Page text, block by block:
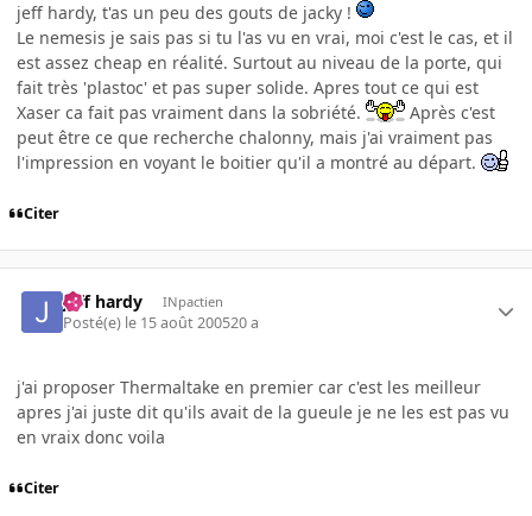
jeff hardy, t'as un peu des gouts de jacky !
Le nemesis je sais pas si tu l'as vu en vrai, moi c'est le cas, et il
est assez cheap en réalité. Surtout au niveau de la porte, qui
fait très 'plastoc' et pas super solide. Apres tout ce qui est
Xaser ca fait pas vraiment dans la sobriété.
Après c'est
peut être ce que recherche chalonny, mais j'ai vraiment pas
l'impression en voyant le boitier qu'il a montré au départ.
Citer
jeff hardy INpactien
Posté(e) le 15 août 200520 a
j'ai proposer Thermaltake en premier car c'est les meilleur
apres j'ai juste dit qu'ils avait de la gueule je ne les est pas vu
en vraix donc voila
Citer